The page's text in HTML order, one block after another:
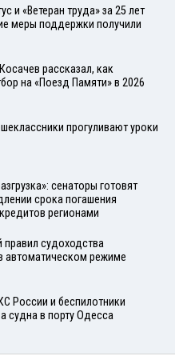
и «Ветеран труда» за 25 лет
меры поддержки получили
рассказал, как
на «Поезд Памяти» в 2026
прогуливают уроки
сенаторы готовят
срока погашения
регионами
правил судоходства
автоматическом режиме
России и беспилотники
судна в порту Одесса